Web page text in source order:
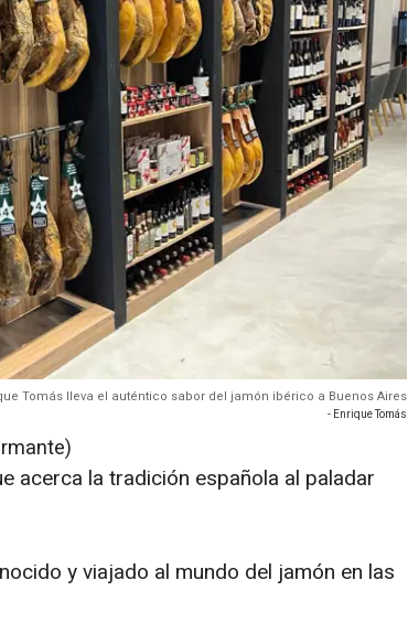
Tomás lleva el auténtico sabor del jamón ibérico a Buenos Aires
- Enrique Tomás
acerca la tradición española al paladar
y viajado al mundo del jamón en las